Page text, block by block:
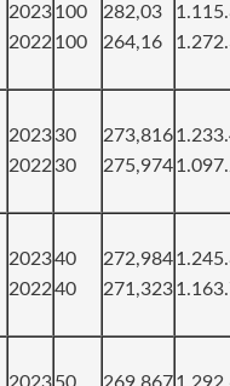
2023
2022
100
100
282,03
264,16
2023
2022
30
30
273,816
275,974
2023
2022
40
40
272,984
271,323